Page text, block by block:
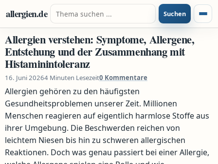
Zum Inhalt springen
allergien.de Suche nach: Suchen
Allergien verstehen: Symptome, Allergene,
Entstehung und der Zusammenhang mit
Histaminintoleranz
16. Juni 20264 Minuten Lesezeit0 Kommentare
Allergien gehören zu den häufigsten
Gesundheitsproblemen unserer Zeit. Millionen
Menschen reagieren auf eigentlich harmlose Stoffe aus
ihrer Umgebung. Die Beschwerden reichen von
leichtem Niesen bis hin zu schweren allergischen
Reaktionen. Doch was genau passiert bei einer Allergie,